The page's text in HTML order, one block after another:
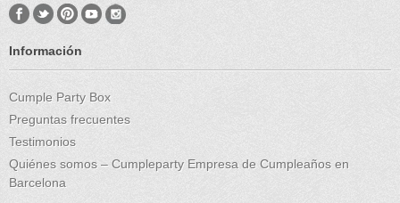
Información
Cumple Party Box
Preguntas frecuentes
Testimonios
Quiénes somos – Cumpleparty Empresa de Cumpleaños en
Barcelona